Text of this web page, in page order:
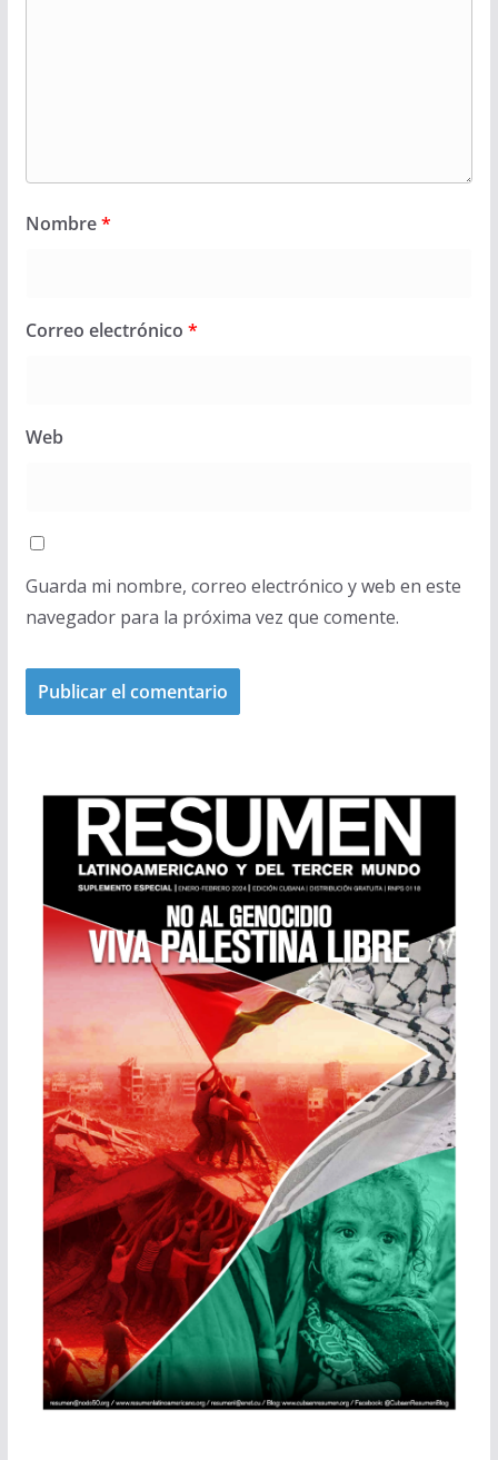
Nombre*
Correo electrónico *
Web
Guarda mi nombre, correo electrónico y web en este
navegador para la próxima vez que comente.